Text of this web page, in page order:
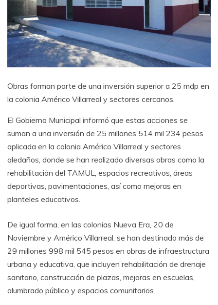
Obras forman parte de una inversión superior a 25 mdp en
la colonia Américo Villarreal y sectores cercanos.
El Gobierno Municipal informó que estas acciones se
suman a una inversión de 25 millones 514 mil 234 pesos
aplicada en la colonia Américo Villarreal y sectores
aledaños, donde se han realizado diversas obras como la
rehabilitación del TAMUL, espacios recreativos, áreas
deportivas, pavimentaciones, así como mejoras en
planteles educativos.
De igual forma, en las colonias Nueva Era, 20 de
Noviembre y Américo Villarreal, se han destinado más de
29 millones 998 mil 545 pesos en obras de infraestructura
urbana y educativa, que incluyen rehabilitación de drenaje
sanitario, construcción de plazas, mejoras en escuelas,
alumbrado público y espacios comunitarios.